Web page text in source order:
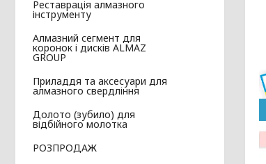
Реставрація алмазного
інструменту
Алмазний сегмент для
коронок і дисків ALMAZ
GROUP
Приладдя та аксесуари для
алмазного свердління
Долото (зубило) для
відбійного молотка
РОЗПРОДАЖ